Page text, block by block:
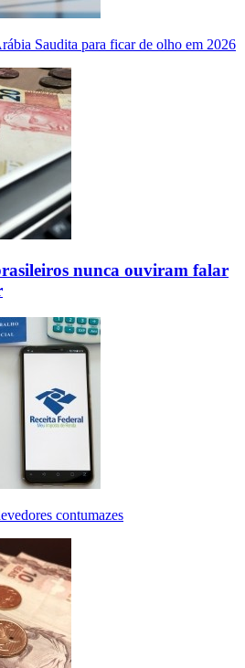
Saudita para ficar de olho em 2026
nunca ouviram falar
contumazes